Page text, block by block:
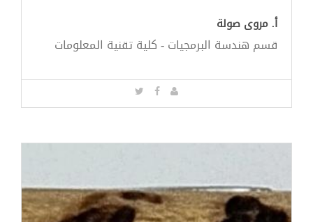
أ. مروى صولة
قسم هندسة البرمجيات - كلية تقنية المعلومات